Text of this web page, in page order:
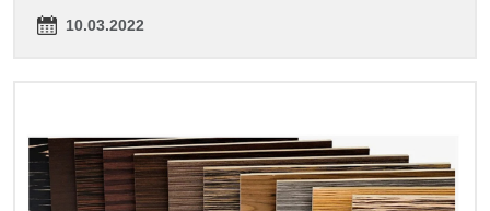
10.03.2022